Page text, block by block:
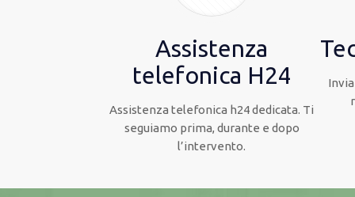
Assistenza
telefonica H24
Assistenza telefonica h24 dedicata. Ti
seguiamo prima, durante e dopo
l’intervento.